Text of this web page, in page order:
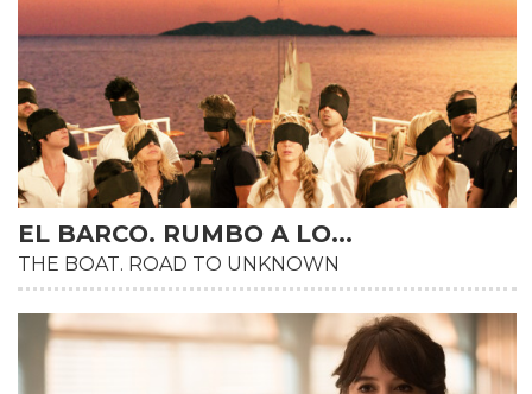
EL BARCO. RUMBO A LO...
THE BOAT. ROAD TO UNKNOWN